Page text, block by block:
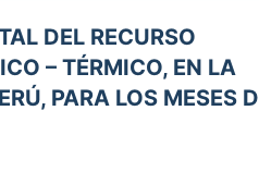
DEL RECURSO
– TÉRMICO, EN LA
PARA LOS MESES